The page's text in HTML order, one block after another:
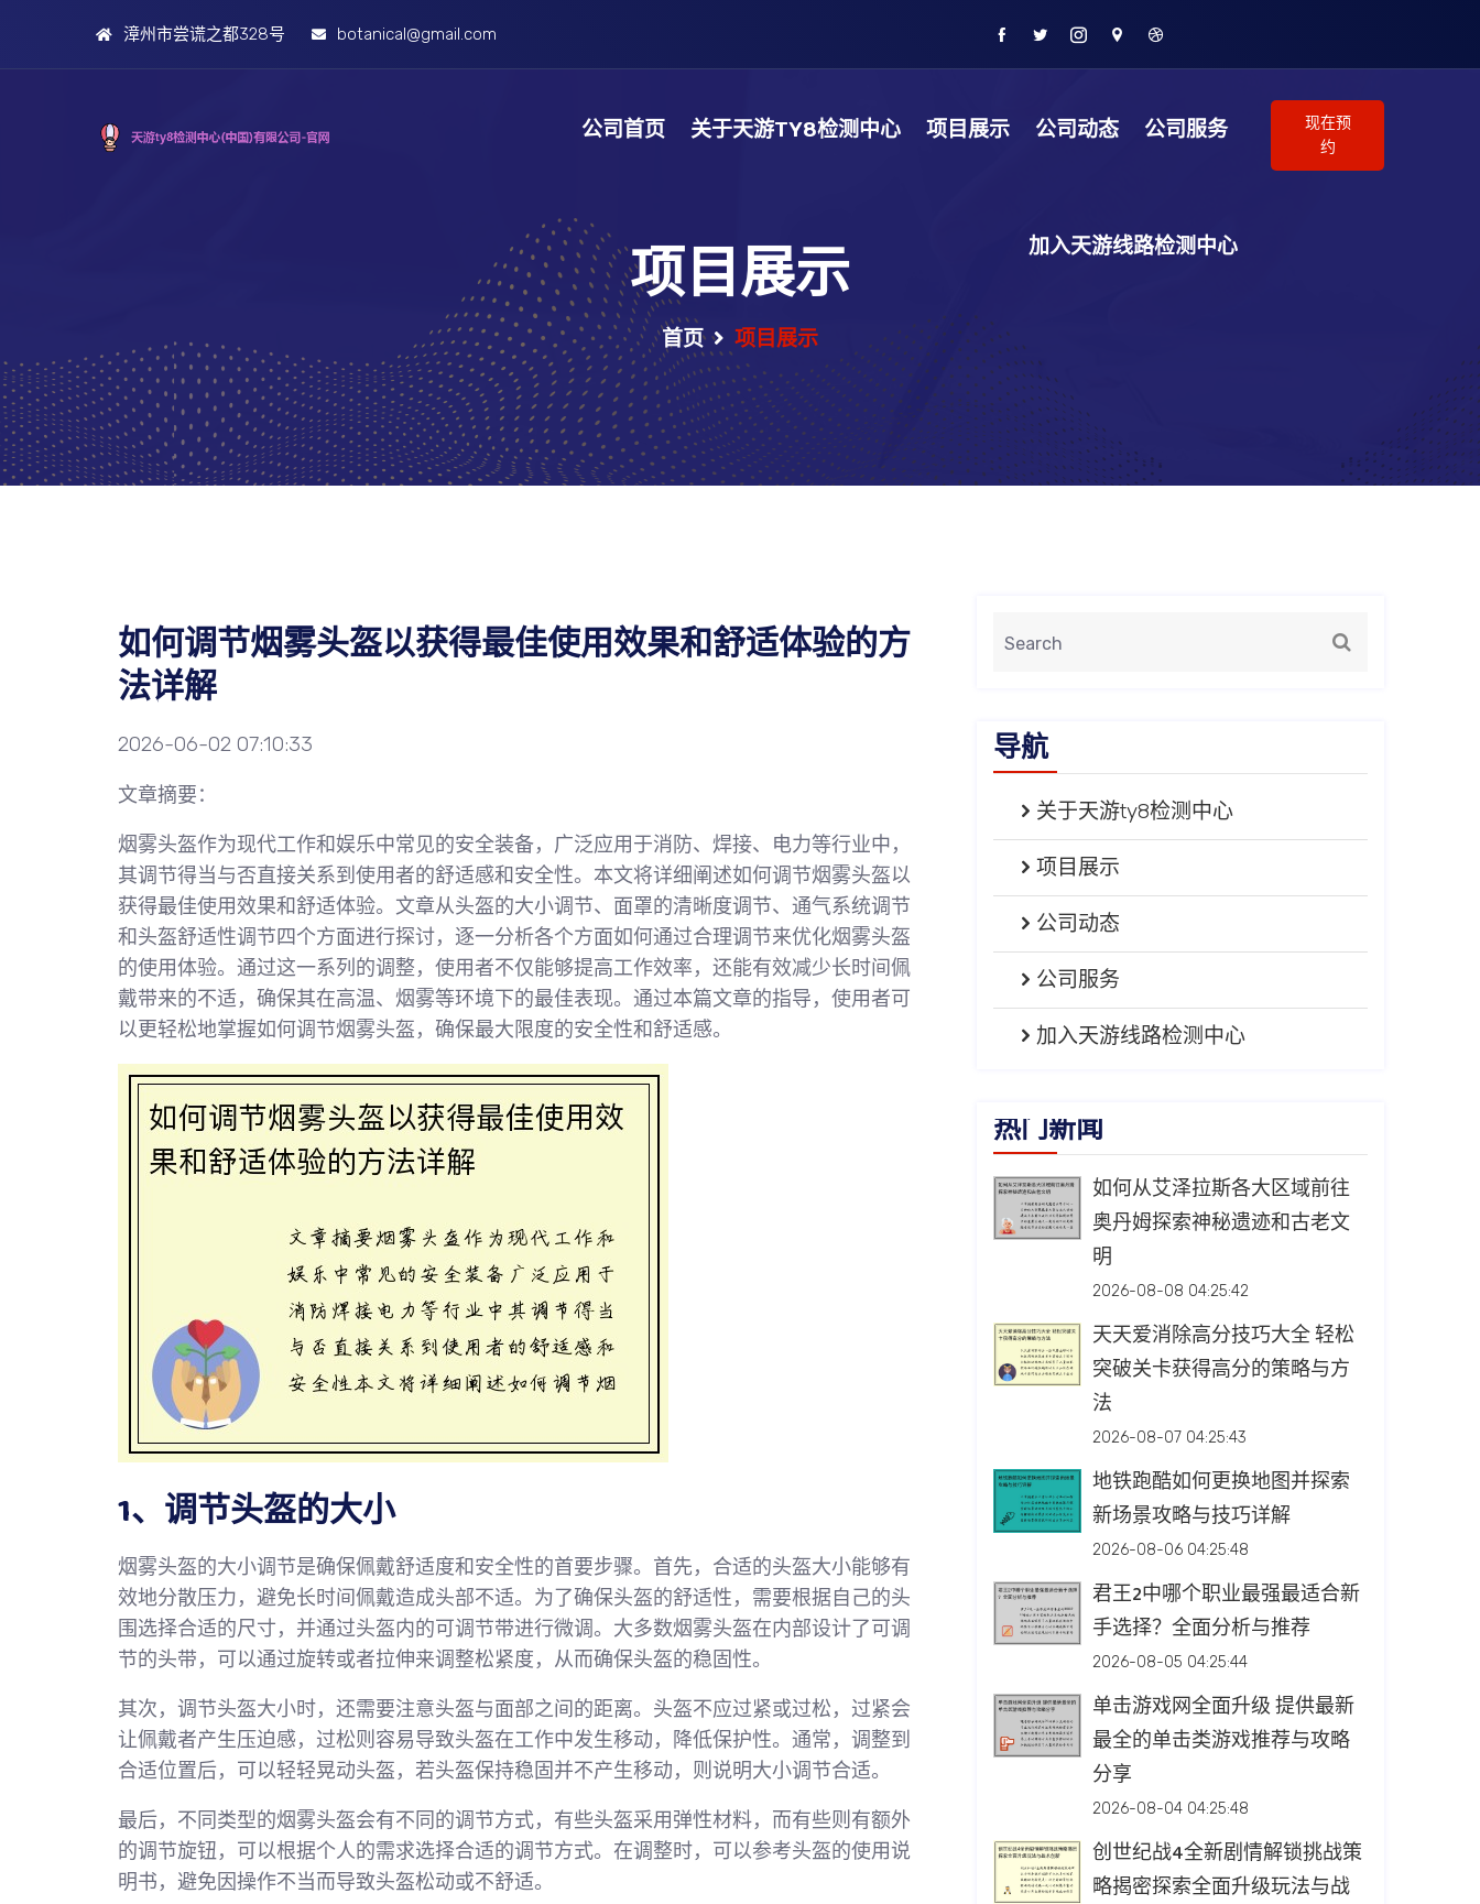
漳州市尝谎之都328号 botanical@gmail.com
公司首页 关于天游TY8检测中心 项目展示 公司动态 公司服务
加入天游线路检测中心
现在预
约
项目展示
首页 项目展示
如何调节烟雾头盔以获得最佳使用效果和舒适体验的方
法详解
2026-06-02 07:10:33
文章摘要：
烟雾头盔作为现代工作和娱乐中常见的安全装备，广泛应用于消防、焊接、电力等行业中，
其调节得当与否直接关系到使用者的舒适感和安全性。本文将详细阐述如何调节烟雾头盔以
获得最佳使用效果和舒适体验。文章从头盔的大小调节、面罩的清晰度调节、通气系统调节
和头盔舒适性调节四个方面进行探讨，逐一分析各个方面如何通过合理调节来优化烟雾头盔
的使用体验。通过这一系列的调整，使用者不仅能够提高工作效率，还能有效减少长时间佩
戴带来的不适，确保其在高温、烟雾等环境下的最佳表现。通过本篇文章的指导，使用者可
以更轻松地掌握如何调节烟雾头盔，确保最大限度的安全性和舒适感。
1、调节头盔的大小
烟雾头盔的大小调节是确保佩戴舒适度和安全性的首要步骤。首先，合适的头盔大小能够有
效地分散压力，避免长时间佩戴造成头部不适。为了确保头盔的舒适性，需要根据自己的头
围选择合适的尺寸，并通过头盔内的可调节带进行微调。大多数烟雾头盔在内部设计了可调
节的头带，可以通过旋转或者拉伸来调整松紧度，从而确保头盔的稳固性。
其次，调节头盔大小时，还需要注意头盔与面部之间的距离。头盔不应过紧或过松，过紧会
让佩戴者产生压迫感，过松则容易导致头盔在工作中发生移动，降低保护性。通常，调整到
合适位置后，可以轻轻晃动头盔，若头盔保持稳固并不产生移动，则说明大小调节合适。
最后，不同类型的烟雾头盔会有不同的调节方式，有些头盔采用弹性材料，而有些则有额外
的调节旋钮，可以根据个人的需求选择合适的调节方式。在调整时，可以参考头盔的使用说
明书，避免因操作不当而导致头盔松动或不舒适。
导航
关于天游ty8检测中心
项目展示
公司动态
公司服务
加入天游线路检测中心
热门新闻
如何从艾泽拉斯各大区域前往
奥丹姆探索神秘遗迹和古老文
明
2026-08-08 04:25:42
天天爱消除高分技巧大全 轻松
突破关卡获得高分的策略与方
法
2026-08-07 04:25:43
地铁跑酷如何更换地图并探索
新场景攻略与技巧详解
2026-08-06 04:25:48
君王2中哪个职业最强最适合新
手选择？全面分析与推荐
2026-08-05 04:25:44
单击游戏网全面升级 提供最新
最全的单击类游戏推荐与攻略
分享
2026-08-04 04:25:48
创世纪战4全新剧情解锁挑战策
略揭密探索全面升级玩法与战